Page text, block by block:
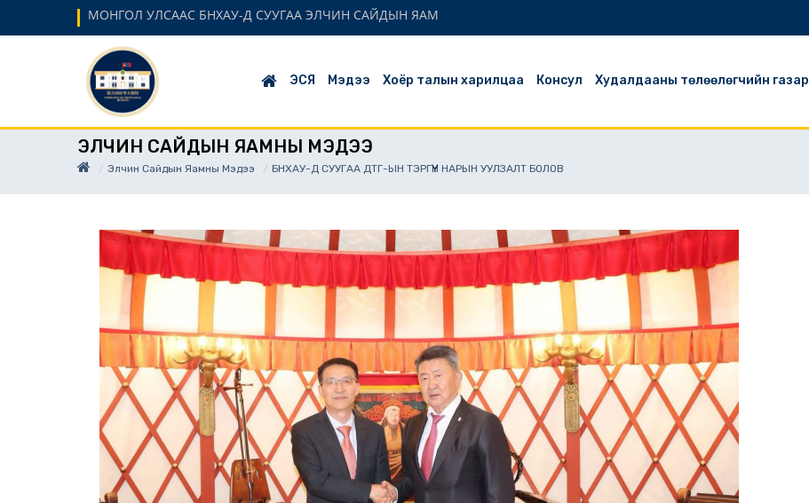
МОНГОЛ УЛСААС БНХАУ-Д СУУГАА ЭЛЧИН САЙДЫН ЯАМ
ЭСЯ Мэдээ Хоёр талын харилцаа Консул Худалдааны төлөөлөгчийн газар
ЭЛЧИН САЙДЫН ЯАМНЫ МЭДЭЭ
Элчин Сайдын Яамны Мэдээ БНХАУ-Д СУУГАА ДТГ-ЫН ТЭРГҮҮН НАРЫН УУЛЗАЛТ БОЛОВ